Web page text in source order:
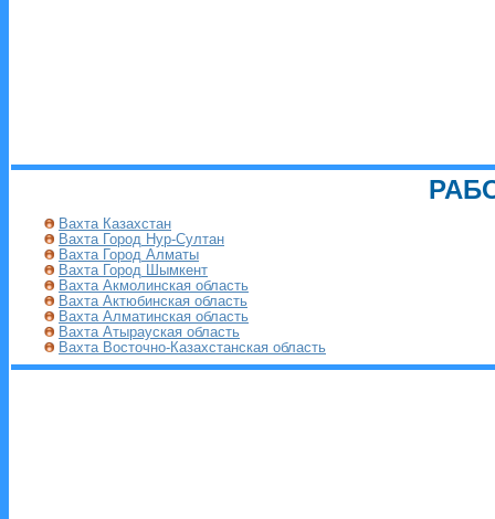
Вахта Казахстан
Вахта Город Нур-Султан
Вахта Город Алматы
Вахта Город Шымкент
Вахта Акмолинская область
Вахта Актюбинская область
Вахта Алматинская область
Вахта Атырауская область
Вахта Восточно-Казахстанская область